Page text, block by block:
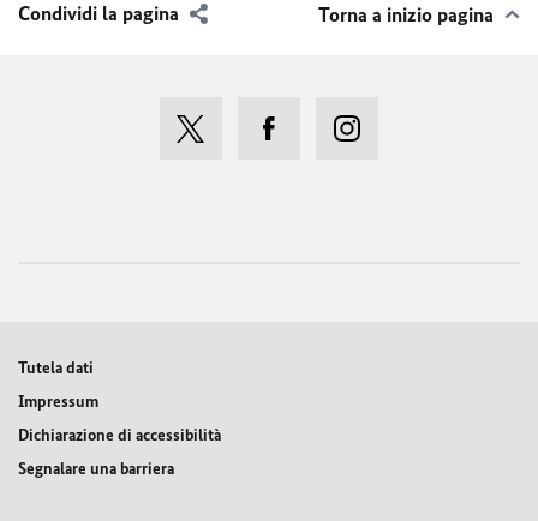
Condividi la pagina Torna a inizio pagina
Tutela dati
Impressum
Dichiarazione di accessibilità
Segnalare una barriera